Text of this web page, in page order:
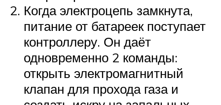
Когда электроцепь замкнута,
питание от батареек поступает
контроллеру. Он даёт
одновременно 2 команды:
открыть электромагнитный
клапан для прохода газа и